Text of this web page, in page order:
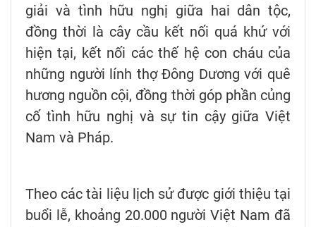
giải và tình hữu nghị giữa hai dân tộc,
đồng thời là cây cầu kết nối quá khứ với
hiện tại, kết nối các thế hệ con cháu của
những người lính thợ Đông Dương với quê
hương nguồn cội, đồng thời góp phần củng
cố tình hữu nghị và sự tin cậy giữa Việt
Nam và Pháp.
Theo các tài liệu lịch sử được giới thiệu tại
buổi lễ, khoảng 20.000 người Việt Nam đã